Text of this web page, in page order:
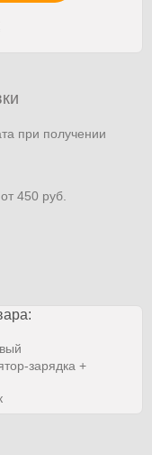
при получении
450 руб.
зарядка +